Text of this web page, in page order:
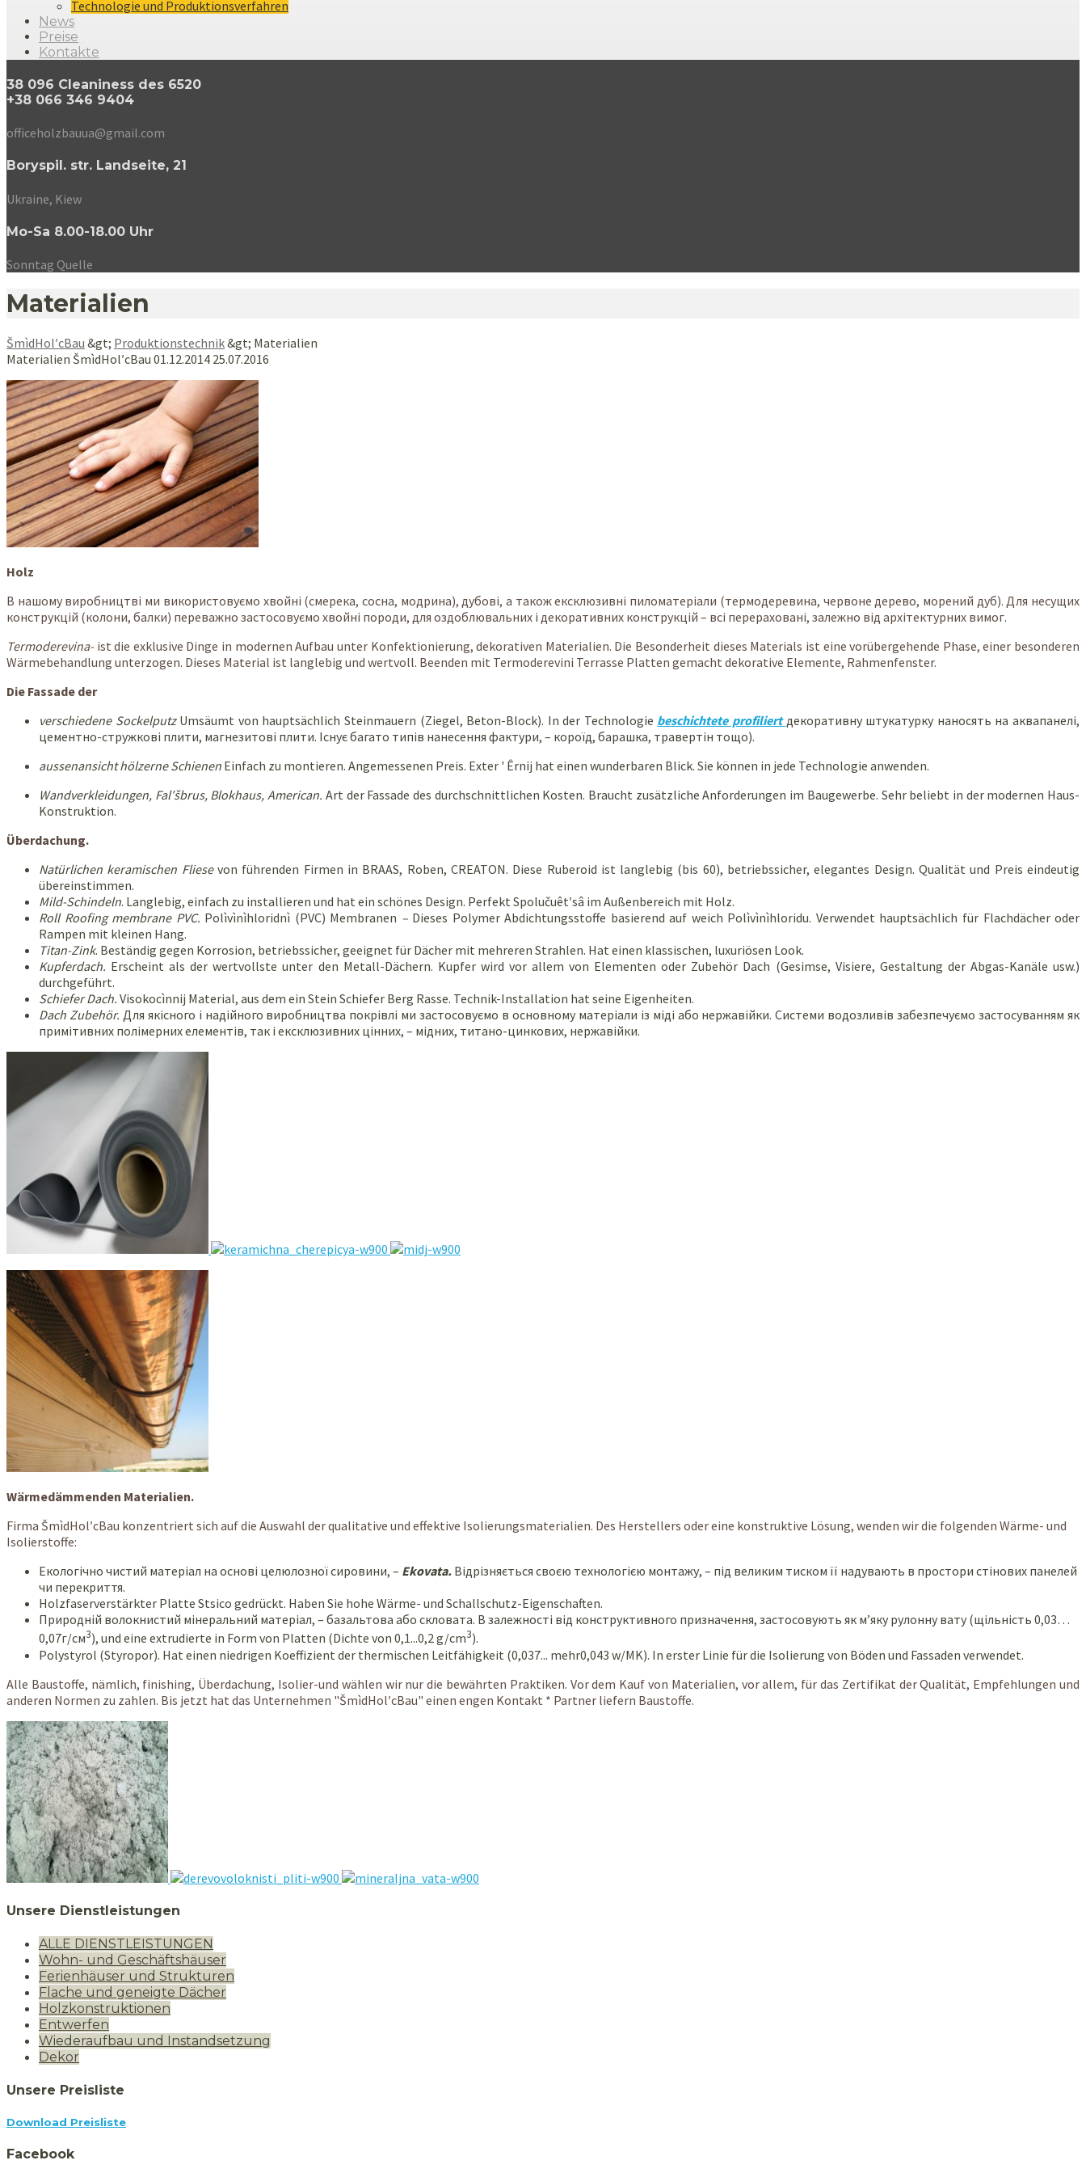
Technologie und Produktionsverfahren
News
Preise
Kontakte
38 096 Cleaniness des 6520
+38 066 346 9404
officeholzbauua@gmail.com
Boryspil. str. Landseite, 21
Ukraine, Kiew
Mo-Sa 8.00-18.00 Uhr
Sonntag Quelle
Materialien
ŠmìdHol′cBau &gt; Produktionstechnik&gt; Materialien
Materialien ŠmìdHol′cBau 01.12.2014 25.07.2016
Holz
В нашому виробництві ми використовуємо хвойні (смерека, сосна, модрина), дубові, а також ексклюзивні пиломатеріали (термодеревина, червоне дерево, морений дуб). Для несущих
конструкцій (колони, балки) переважно застосовуємо хвойні породи, для оздоблювальних і декоративних конструкцій – всі перераховані, залежно від архітектурних вимог.
Termoderevina- ist die exklusive Dinge in modernen Aufbau unter Konfektionierung, dekorativen Materialien. Die Besonderheit dieses Materials ist eine vorübergehende Phase, einer besonderen
Wärmebehandlung unterzogen. Dieses Material ist langlebig und wertvoll. Beenden mit Termoderevini Terrasse Platten gemacht dekorative Elemente, Rahmenfenster.
Die Fassade der
verschiedene Sockelputz Umsäumt von hauptsächlich Steinmauern (Ziegel, Beton-Block). In der Technologie beschichtete profiliertдекоративну штукатурку наносять на аквапанелі,
цементно-стружкові плити, магнезитові плити. Існує багато типів нанесення фактури, – короїд, барашка, травертін тощо).
aussenansicht hölzerne Schienen Einfach zu montieren. Angemessenen Preis. Exter ' Êrnij hat einen wunderbaren Blick. Sie können in jede Technologie anwenden.
Wandverkleidungen, Fal′šbrus, Blokhaus, American. Art der Fassade des durchschnittlichen Kosten. Braucht zusätzliche Anforderungen im Baugewerbe. Sehr beliebt in der modernen Haus-
Konstruktion.
Überdachung.
Natürlichen keramischen Fliesevon führenden Firmen in BRAAS, Roben, CREATON. Diese Ruberoid ist langlebig (bis 60), betriebssicher, elegantes Design. Qualität und Preis eindeutig
übereinstimmen.
Mild-Schindeln. Langlebig, einfach zu installieren und hat ein schönes Design. Perfekt Spolučuêt′sâ im Außenbereich mit Holz.
Roll Roofing membrane PVC. Polìvìnìhloridnì (PVC) Membranen – Dieses Polymer Abdichtungsstoffe basierend auf weich Polìvìnìhloridu. Verwendet hauptsächlich für Flachdächer oder
Rampen mit kleinen Hang.
Titan-Zink. Beständig gegen Korrosion, betriebssicher, geeignet für Dächer mit mehreren Strahlen. Hat einen klassischen, luxuriösen Look.
Kupferdach. Erscheint als der wertvollste unter den Metall-Dächern. Kupfer wird vor allem von Elementen oder Zubehör Dach (Gesimse, Visiere, Gestaltung der Abgas-Kanäle usw.)
durchgeführt.
Schiefer Dach. Visokocìnnij Material, aus dem ein Stein Schiefer Berg Rasse. Technik-Installation hat seine Eigenheiten.
Dach Zubehör. Для якісного і надійного виробництва покрівлі ми застосовуємо в основному матеріали із міді або нержавійки. Системи водозливів забезпечуємо застосуванням як
примітивних полімерних елементів, так і ексклюзивних цінних, – мідних, титано-цинкових, нержавійки.
Wärmedämmenden Materialien.
Firma ŠmìdHol′cBau konzentriert sich auf die Auswahl der qualitative und effektive Isolierungsmaterialien. Des Herstellers oder eine konstruktive Lösung, wenden wir die folgenden Wärme- und
Isolierstoffe:
Екологічно чистий матеріал на основі целюлозної сировини, – Ekovata. Відрізняється своєю технологією монтажу, – під великим тиском її надувають в простори стінових панелей
чи перекриття.
Holzfaserverstärkter Platte Stsico gedrückt. Haben Sie hohe Wärme- und Schallschutz-Eigenschaften.
Природній волокнистий мінеральний матеріал, – базальтова або скловата. В залежності від конструктивного призначення, застосовують як м’яку рулонну вату (щільність 0,03…
0,07г/см3), und eine extrudierte in Form von Platten (Dichte von 0,1...0,2 g/cm3).
Polystyrol (Styropor). Hat einen niedrigen Koeffizient der thermischen Leitfähigkeit (0,037... mehr0,043 w/MK). In erster Linie für die Isolierung von Böden und Fassaden verwendet.
Alle Baustoffe, nämlich, finishing, Überdachung, Isolier-und wählen wir nur die bewährten Praktiken. Vor dem Kauf von Materialien, vor allem, für das Zertifikat der Qualität, Empfehlungen und
anderen Normen zu zahlen. Bis jetzt hat das Unternehmen "ŠmìdHol′cBau" einen engen Kontakt * Partner liefern Baustoffe.
Unsere Dienstleistungen
ALLE DIENSTLEISTUNGEN
Wohn- und Geschäftshäuser
Ferienhäuser und Strukturen
Flache und geneigte Dächer
Holzkonstruktionen
Entwerfen
Wiederaufbau und Instandsetzung
Dekor
Unsere Preisliste
Download Preisliste
Facebook